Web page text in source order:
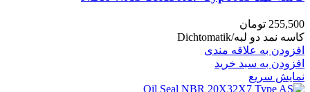
255,500 تومان
کاسه نمد دو لبه/Dichtomatik
افزودن به علاقه مندی
افزودن به سبد خرید
نمایش سریع